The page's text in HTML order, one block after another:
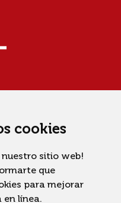
cookies
nuestro sitio web!
que
para mejorar
en línea.